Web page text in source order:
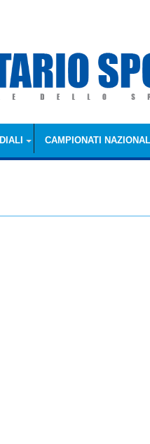
CAMPIONATI NAZIONALI